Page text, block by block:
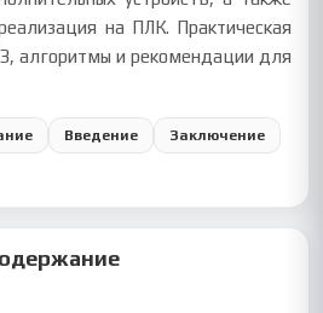
на ПЛК. Практическая
алгоритмы и рекомендации для
Введение Заключение